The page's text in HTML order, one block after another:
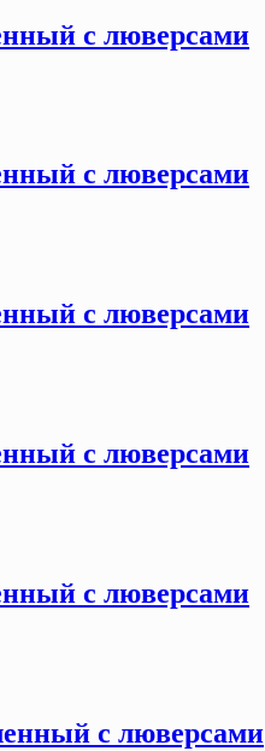
с люверсами
с люверсами
с люверсами
с люверсами
с люверсами
с люверсами